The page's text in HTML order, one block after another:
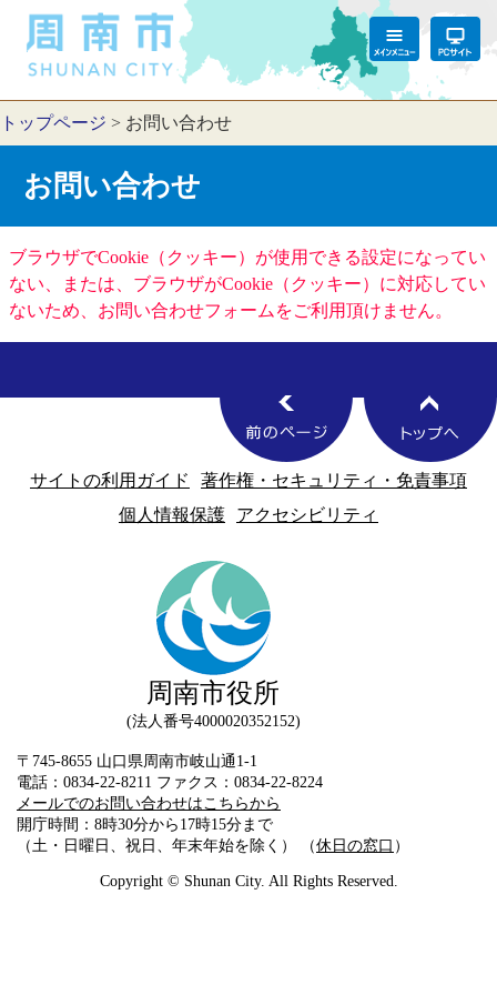
トップページ > お問い合わせ
お問い合わせ
ブラウザでCookie（クッキー）が使用できる設定になってい
ない、または、ブラウザがCookie（クッキー）に対応してい
ないため、お問い合わせフォームをご利用頂けません。
サイトの利用ガイド
著作権・セキュリティ・免責事項
個人情報保護
アクセシビリティ
周南市役所
法人番号4000020352152
〒745-8655 山口県周南市岐山通1-1
電話：0834-22-8211 ファクス：0834-22-8224
メールでのお問い合わせはこちらから
開庁時間：8時30分から17時15分まで
（土・日曜日、祝日、年末年始を除く） （休日の窓口 ）
Copyright © Shunan City. All Rights Reserved.